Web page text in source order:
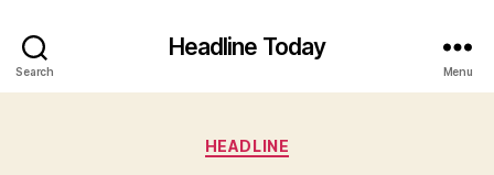
Search
Headline Today
Menu
Categories
HEADLINE